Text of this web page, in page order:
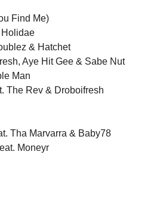
Find Me)
Holidae
& Hatchet
Aye Hit Gee & Sabe Nut
Man
The Rev & Droboifresh
Tha Marvarra & Baby78
Moneyr